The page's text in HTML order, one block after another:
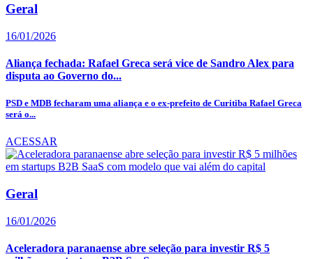
Geral
16/01/2026
Aliança fechada: Rafael Greca será vice de Sandro Alex para
disputa ao Governo do...
PSD e MDB fecharam uma aliança e o ex-prefeito de Curitiba Rafael Greca
será o...
ACESSAR
Geral
16/01/2026
Aceleradora paranaense abre seleção para investir R$ 5